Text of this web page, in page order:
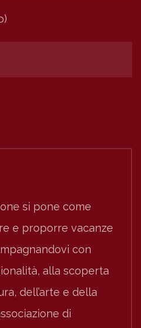
si pone come
e proporre vacanze
con
alla scoperta
dell’arte e della
di